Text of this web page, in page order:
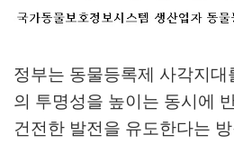
정부는 동물등록제 사각지대
의 투명성을 높이는 동시에
건전한 발전을 유도한다는